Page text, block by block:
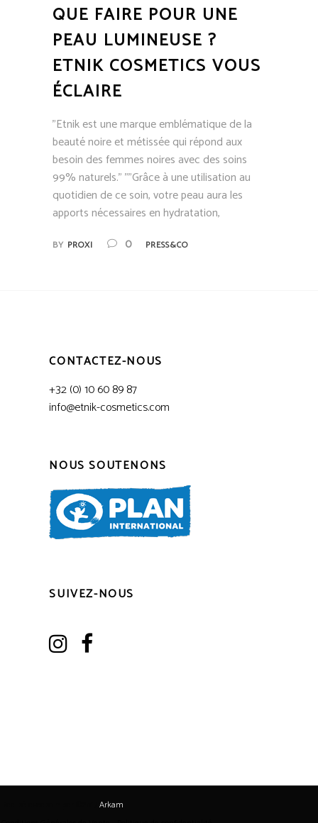
QUE FAIRE POUR UNE
PEAU LUMINEUSE ?
ETNIK COSMETICS VOUS
ÉCLAIRE
"Etnik est une marque emblématique de la
beauté noire et métissée qui répond aux
besoin des femmes noires avec des soins
99% naturels." ""Grâce à une utilisation au
quotidien de ce soin, votre peau aura les
apports nécessaires en hydratation,
BY PROXI 0 PRESS&CO
CONTACTEZ-NOUS
+32 (0) 10 60 89 87
info@etnik-cosmetics.com
NOUS SOUTENONS
SUIVEZ-NOUS
Realisé avec soin par ©2017Arkam